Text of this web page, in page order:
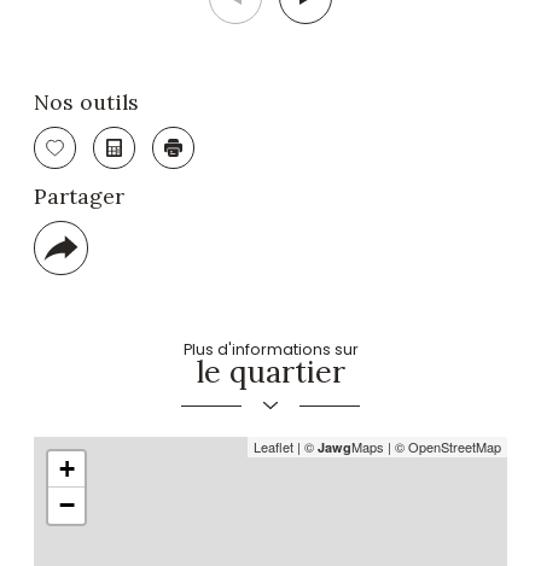
Nos outils
SélectionnerCalculatriceImprimer
Partager
Plus
de
Plus d'informations sur
le quartier
+
−
Leaflet | © JawgMaps | © OpenStreetMap